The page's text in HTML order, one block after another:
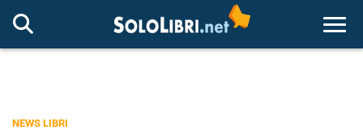
NEWS LIBRI